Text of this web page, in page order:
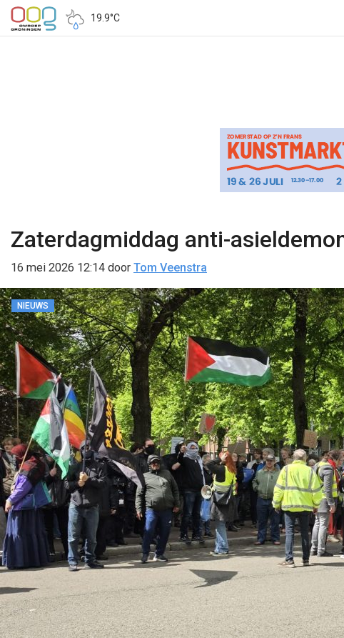
19.9°C
Zaterdagmiddag anti-
16 mei 2026 12:14 door Tom Veenstra
NIEUWS